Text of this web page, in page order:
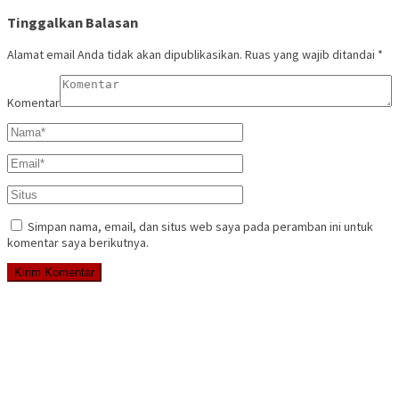
Tinggalkan Balasan
Alamat email Anda tidak akan dipublikasikan. Ruas yang wajib ditandai *
Komentar
Simpan nama, email, dan situs web saya pada peramban ini untuk
komentar saya berikutnya.